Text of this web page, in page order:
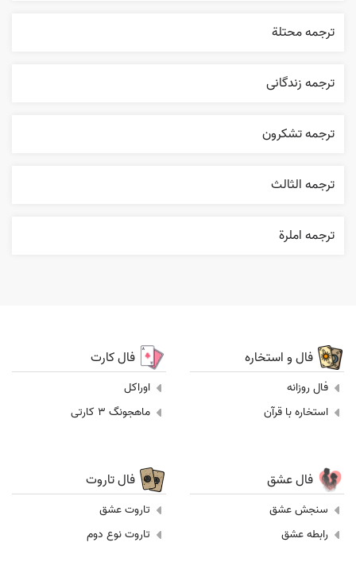
ترجمه محتلة
ترجمه زندگانی
ترجمه تشکرون
ترجمه الثالث
ترجمه املرة
فال و استخاره
فال روزانه
استخاره با قرآن
فال کارت
اوراکل
ماهجونگ 3 کارتی
فال عشق
سنجش عشق
رابطه عشق
فال تاروت
تاروت عشق
تاروت نوع دوم